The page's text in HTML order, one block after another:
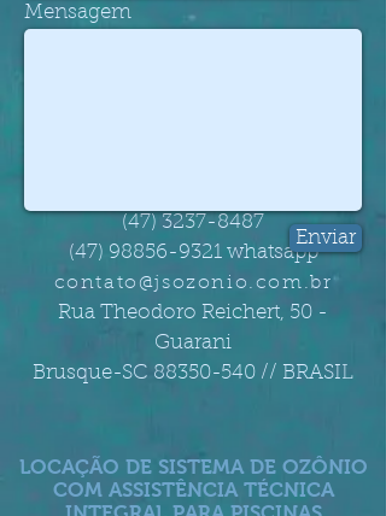
(47) 3237-8487
(47) 98856-9321whatsapp
contato@jsozonio.com.br
Rua Theodoro Reichert, 50 -
Guarani
Brusque-SC 88350-540 // BRASIL
Mensagem
Enviar
LOCAÇÃO DE SISTEMA DE OZÔNIO
COM ASSISTÊNCIA TÉCNICA